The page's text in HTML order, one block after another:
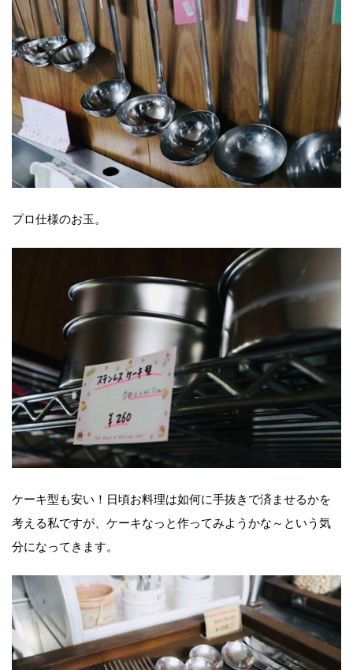
プロ仕様のお玉。
ケーキ型も安い！日頃お料理は如何に手抜きで済ませるかを
考える私ですが、ケーキなっと作ってみようかな～という気
分になってきます。